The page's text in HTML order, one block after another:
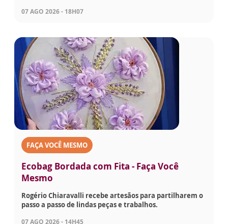
07 AGO 2026 - 18H07
FAÇA VOCÊ MESMO
Ecobag Bordada com Fita - Faça Você
Mesmo
Rogério Chiaravalli recebe artesãos para partilharem o
passo a passo de lindas peças e trabalhos.
07 AGO 2026 - 14H45